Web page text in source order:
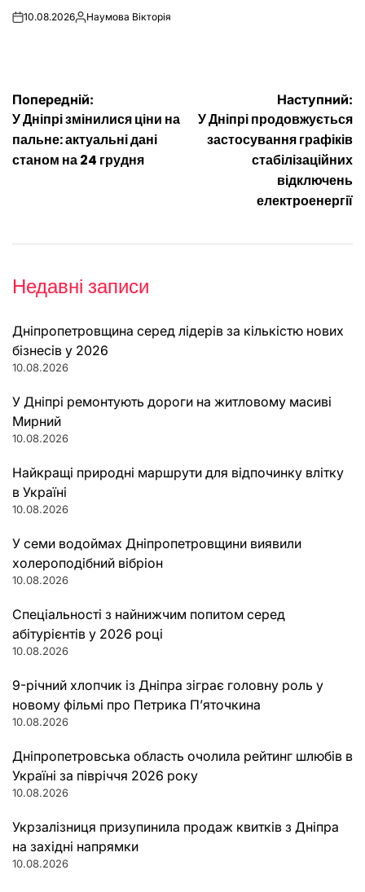
on10.08.2026Опубліковано
Наумова Вікторія
Навігація
записів
Попередній:
У Дніпрі змінилися ціни на
пальне: актуальні дані
станом на 24 грудня
Наступний:
У Дніпрі продовжується
застосування графіків
стабілізаційних
відключень
електроенергії
Недавні записи
Дніпропетровщина серед лідерів за кількістю нових
бізнесів у 2026
10.08.2026
У Дніпрі ремонтують дороги на житловому масиві
Мирний
10.08.2026
Найкращі природні маршрути для відпочинку влітку
в Україні
10.08.2026
У семи водоймах Дніпропетровщини виявили
холероподібний вібріон
10.08.2026
Спеціальності з найнижчим попитом серед
абітурієнтів у 2026 році
10.08.2026
9-річний хлопчик із Дніпра зіграє головну роль у
новому фільмі про Петрика П’яточкина
10.08.2026
Дніпропетровська область очолила рейтинг шлюбів в
Україні за півріччя 2026 року
10.08.2026
Укрзалізниця призупинила продаж квитків з Дніпра
на західні напрямки
10.08.2026